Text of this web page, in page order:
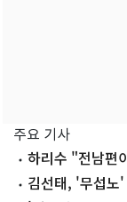
주요 기사
하리수 "전남편
김선태, '무섭노